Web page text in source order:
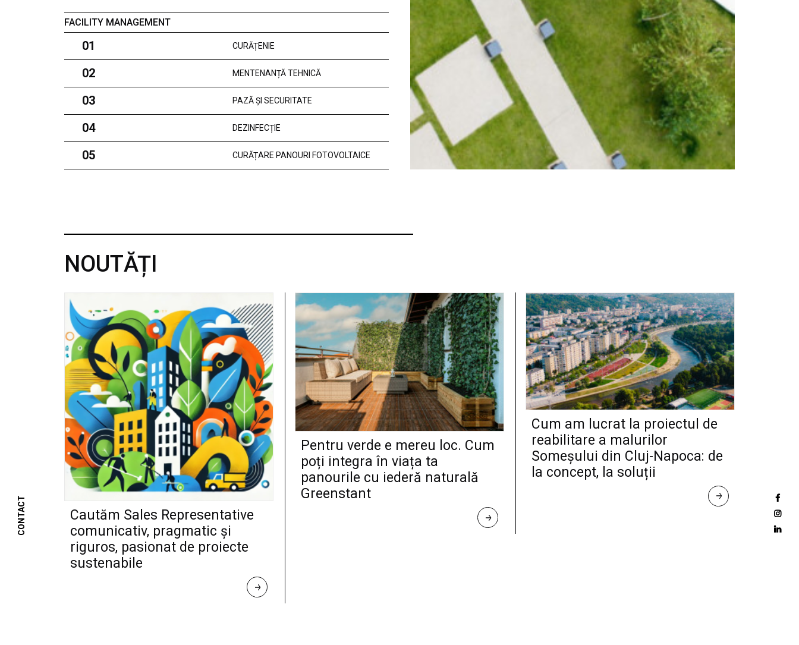
FACILITY MANAGEMENT
01 CURĂȚENIE
02 MENTENANȚĂ TEHNICĂ
03 PAZĂ ȘI SECURITATE
04 DEZINFECȚIE
05 CURĂȚARE PANOURI FOTOVOLTAICE
NOUTĂȚI
Cautăm Sales Representative
comunicativ, pragmatic și
riguros, pasionat de proiecte
sustenabile
R
E
Pentru verde e mereu loc. Cum
poți integra în viața ta
panourile cu iederă naturală
Greenstant
R
E
Cum am lucrat la proiectul de
reabilitare a malurilor
Someșului din Cluj-Napoca: de
la concept, la soluții
R
CONTACT